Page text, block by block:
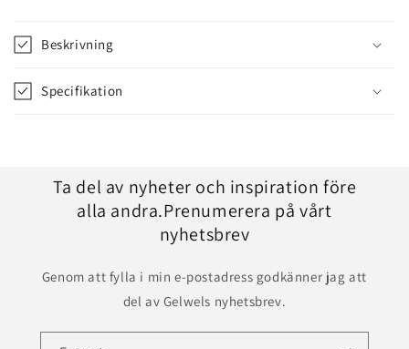
Beskrivning
Specifikation
Ta del av nyheter och inspiration före
alla andra.Prenumerera på vårt
nyhetsbrev
Genom att fylla i min e-postadress godkänner jag att
del av Gelwels nyhetsbrev.